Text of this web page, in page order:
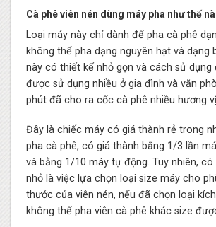
Cà phê viên nén dùng máy pha như thế
Loại máy này chỉ dành để pha cà phê
không thể pha dạng nguyên hạt và dạng
này có thiết kế nhỏ gọn và cách sử dụng
được sử dụng nhiều ở gia đình và văn
phút đã cho ra cốc cà phê nhiều hương
Đây là chiếc máy có giá thành rẻ trong
pha cà phê, có giá thành bằng 1/3 lần
và bằng 1/10 máy tự động. Tuy nhiên,
nhỏ là việc lựa chọn loại size máy cho
thước của viên nén, nếu đã chọn loại
không thể pha viên cà phê khác size